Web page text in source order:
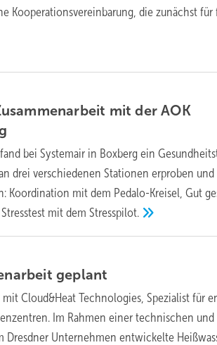
Kooperationsvereinbarung, die zunächst
mit der AOK
bei Systemair in Boxberg ein
drei verschiedenen Stationen erproben und
Koordination mit dem Pedalo-Kreisel, Gut
mit demStresspilot.
geplant
Cloud&Heat Technologies, Spezialist für
Im Rahmen einer technischen
Dresdner Unternehmen entwickelte